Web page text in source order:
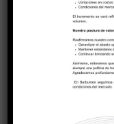
at purus et auctor.
porttitor. Morbi
mollis sit amet.
finibus tincidunt.
eros. Vivamus iaculis
nec. Maecenas eget
amet aliquet facilisis.
elementum egestas